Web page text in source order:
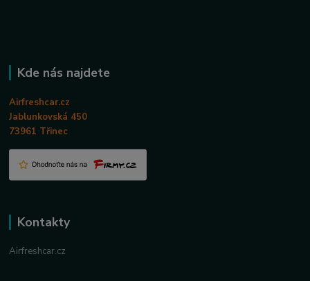
Kde nás najdete
Airfreshcar.cz
Jablunkovská 450
73961 Třinec
Kontakty
Airfreshcar.cz